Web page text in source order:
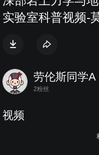
实验室科普视频-
劳伦斯同学A
2粉丝
视频